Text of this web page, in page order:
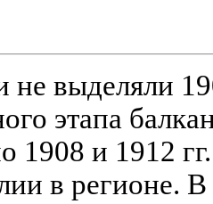
не выделяли
этапа
1908 и 1912
в регионе.